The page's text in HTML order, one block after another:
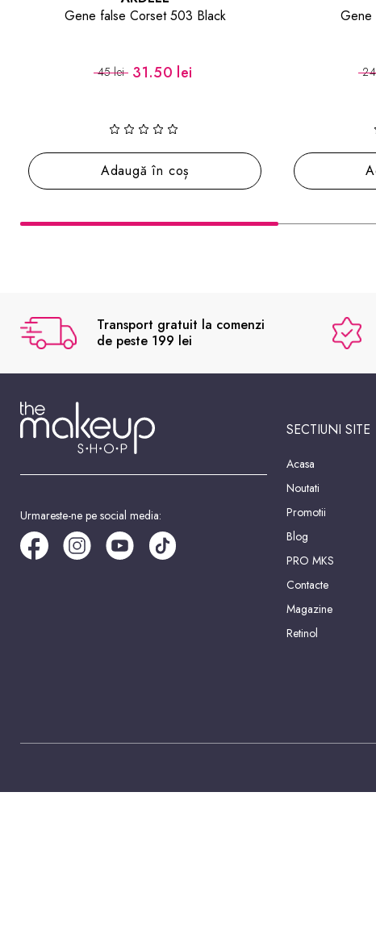
Gene False Accents 305
24 lei
Adaugă în coș
Transport gratuit la comenzi
de peste 199 lei
Urmareste-ne pe social media:
SECTIUNI SITE
Acasa
Noutati
Promotii
Blog
PRO MKS
Contacte
Magazine
Retinol